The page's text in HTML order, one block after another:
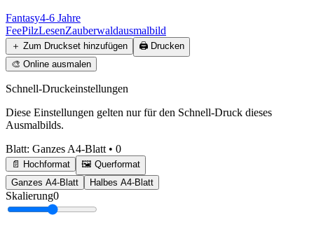
Fantasy4-6 Jahre
FeePilzLesenZauberwaldausmalbild
＋ Zum Druckset hinzufügen 🖨️ Drucken
🎨 Online ausmalen
Schnell-Druckeinstellungen
Diese Einstellungen gelten nur für den Schnell-Druck dieses
Ausmalbilds.
Blatt: Ganzes A4-Blatt • 0
📄 Hochformat
🖼️ Querformat
Ganzes A4-Blatt
Halbes A4-Blatt
Skalierung0